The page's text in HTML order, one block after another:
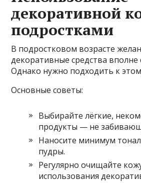
декоративной
подростками
В подростковом возрасте
декоративные средства вполне
Однако нужно подходить к
Основные советы:
Выбирайте лёгкие,
продукты — не
Наносите минимум
пудры.
Регулярно очищайте
использования